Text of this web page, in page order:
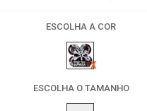
ESCOLHA A COR
ESCOLHA O TAMANHO